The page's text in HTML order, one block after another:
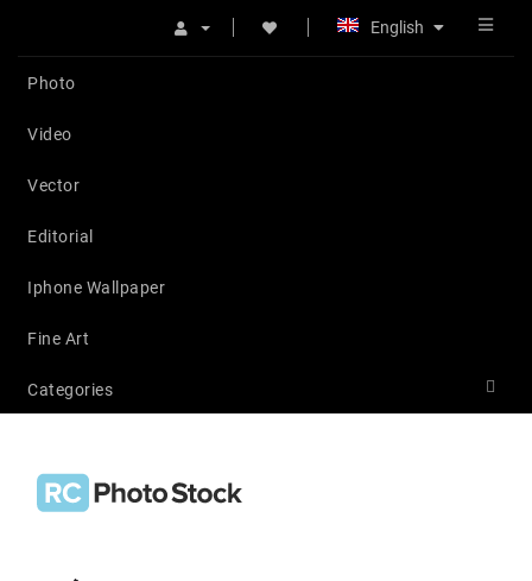
English
Photo
Video
Vector
Editorial
Iphone Wallpaper
Fine Art
Categories